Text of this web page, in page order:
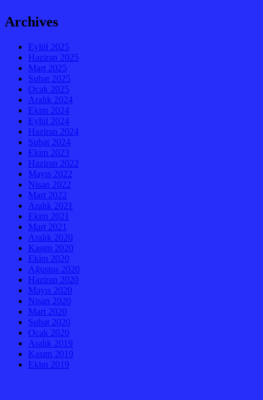
Archives
Eylül 2025
Haziran 2025
Mart 2025
Şubat 2025
Ocak 2025
Aralık 2024
Ekim 2024
Eylül 2024
Haziran 2024
Şubat 2024
Ekim 2023
Haziran 2022
Mayıs 2022
Nisan 2022
Mart 2022
Aralık 2021
Ekim 2021
Mart 2021
Aralık 2020
Kasım 2020
Ekim 2020
Ağustos 2020
Haziran 2020
Mayıs 2020
Nisan 2020
Mart 2020
Şubat 2020
Ocak 2020
Aralık 2019
Kasım 2019
Ekim 2019